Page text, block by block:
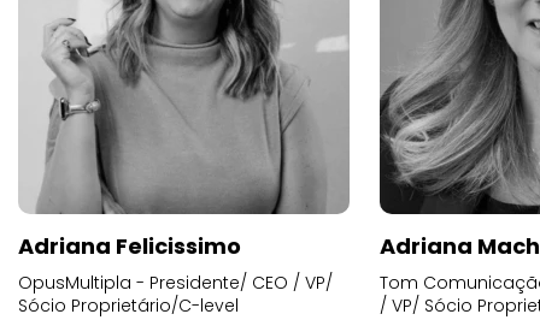
Adriana Felicissimo
OpusMultipla - Presidente/ CEO / VP/
Sócio Proprietário/C-level
Adriana
Tom
/ VP/ Sócio